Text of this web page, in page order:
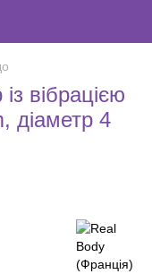
вібрацією
діаметр 4